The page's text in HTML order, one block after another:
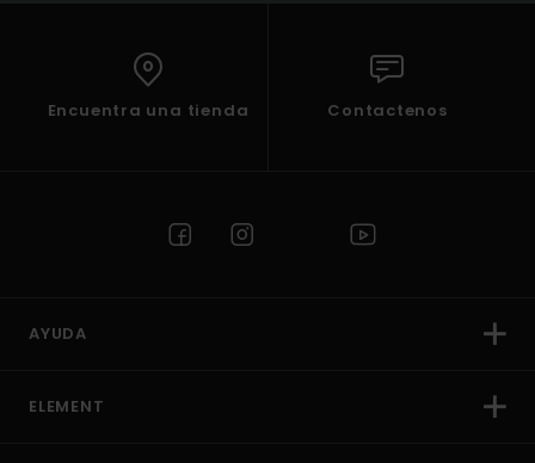
Encuentra una tienda Contactenos
AYUDA
ELEMENT